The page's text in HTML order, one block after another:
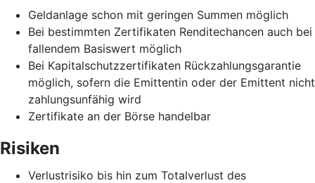
Geldanlage schon mit geringen Summen möglich
Bei bestimmten Zertifikaten Renditechancen auch bei
fallendem Basiswert möglich
Bei Kapitalschutzzertifikaten Rückzahlungsgarantie
möglich, sofern die Emittentin oder der Emittent nicht
zahlungsunfähig wird
Zertifikate an der Börse handelbar
Risiken
Verlustrisiko bis hin zum Totalverlust des